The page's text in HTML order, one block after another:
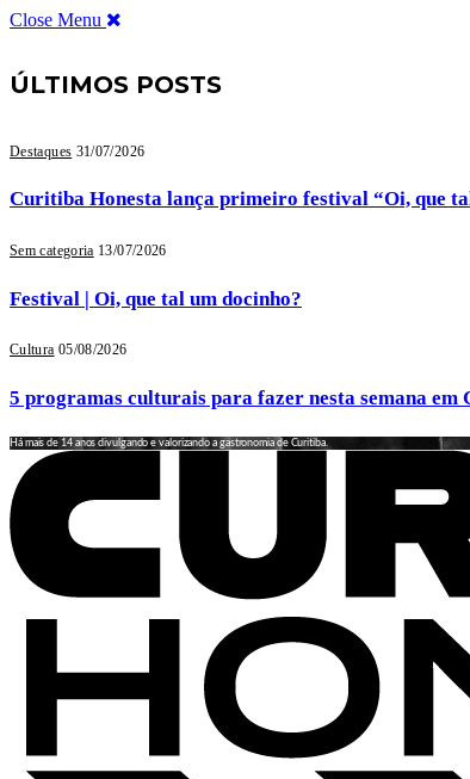
Close Menu
ÚLTIMOS POSTS
Destaques 31/07/2026
Curitiba Honesta lança primeiro festival “Oi, que
Sem categoria 13/07/2026
Festival | Oi, que tal um docinho?
Cultura 05/08/2026
5 programas culturais para fazer nesta semana em
Há mais de 14 anos divulgando e valorizando a gastronomia de Curitiba.